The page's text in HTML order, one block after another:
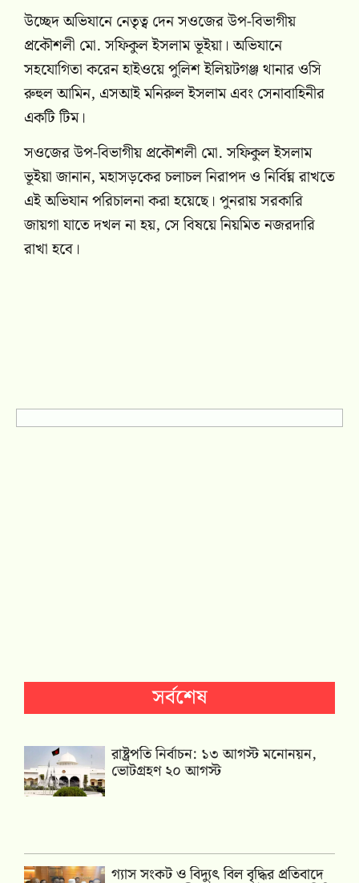
উচ্ছেদ অভিযানে নেতৃত্ব দেন সওজের উপ-বিভাগীয়
প্রকৌশলী মো. সফিকুল ইসলাম ভূইয়া। অভিযানে
সহযোগিতা করেন হাইওয়ে পুলিশ ইলিয়টগঞ্জ থানার ওসি
রুহুল আমিন, এসআই মনিরুল ইসলাম এবং সেনাবাহিনীর
একটি টিম।
সওজের উপ-বিভাগীয় প্রকৌশলী মো. সফিকুল ইসলাম
ভূইয়া জানান, মহাসড়কের চলাচল নিরাপদ ও নির্বিঘ্ন রাখতে
এই অভিযান পরিচালনা করা হয়েছে। পুনরায় সরকারি
জায়গা যাতে দখল না হয়, সে বিষয়ে নিয়মিত নজরদারি
রাখা হবে।
সর্বশেষ
রাষ্ট্রপতি নির্বাচন: ১৩ আগস্ট মনোনয়ন,
ভোটগ্রহণ ২০ আগস্ট
গ্যাস সংকট ও বিদ্যুৎ বিল বৃদ্ধির প্রতিবাদে